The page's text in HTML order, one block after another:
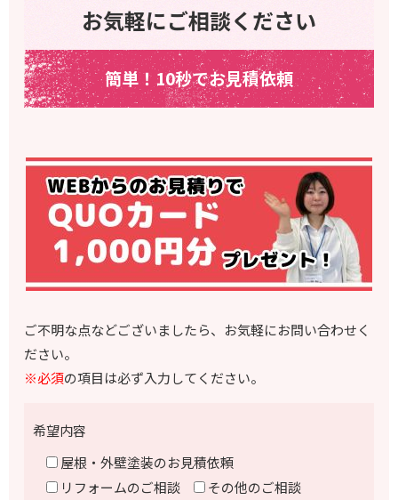
お気軽にご相談ください
簡単！10秒でお見積依頼
ご不明な点などございましたら、お気軽にお問い合わせく
ださい。
※必須の項目は必ず入力してください。
希望内容
屋根・外壁塗装のお見積依頼
リフォームのご相談
その他のご相談